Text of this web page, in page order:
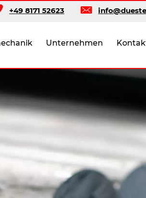
+49 8171 52623
Unternehmen